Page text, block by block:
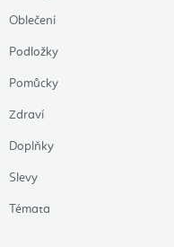
Oblečení
Podložky
Pomůcky
Zdraví
Doplňky
Slevy
Témata